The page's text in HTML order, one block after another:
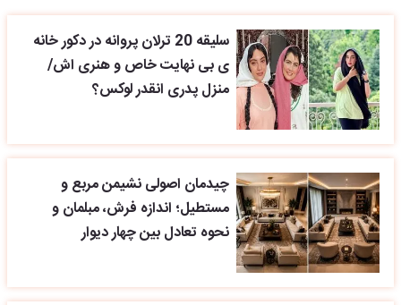
سلیقه 20 ترلان پروانه در دکور خانه
ی بی نهایت خاص و هنری اش/
منزل پدری انقدر لوکس؟
چیدمان اصولی نشیمن مربع و
مستطیل؛ اندازه فرش، مبلمان و
نحوه تعادل بین چهار دیوار